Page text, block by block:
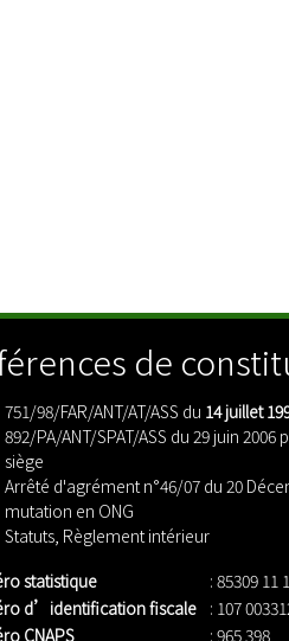
de
751/98/FAR/ANT/AT/ASS du 14 juillet
892/PA/ANT/SPAT/ASS du 29 juin
siège
Arrêté d'agrément n°46/07 du 20
mutation en ONG
Statuts, Règlement intérieur
statistique
: 85309 11
d’identification fiscale : 107
CNAPS
: 965 398